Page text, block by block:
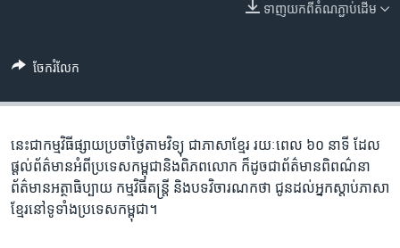
ចូល​
ស្វែង​
បណ្តាញ​សង្គម
ភាសា
ទាញ​យក​ពី​តំណភ្ជាប់​ដើម
ចែករំលែក
នេះ​ជា​កម្ម​វិធី​ផ្សាយ​ប្រចាំ​ថ្ងៃ​តាម​វិទ្យុ ​ជាភាសា​ខ្មែរ​ រយៈ​ពេល​ ៦០​ នាទី ដែល​
ផ្តល់​ព័ត៌មាន​អំពី​ប្រទេស​កម្ពុជា​និង​ពិភព​លោក ​ក៏ដូច​ជា​ព័ត៌មាន​ពិពណ៌នា
ព័ត៌មាន​អត្ថាធិប្បាយ​ កម្ម​វិធី​តន្ត្រី ​និង​បទ​វិចារណកថា​ ជូន​ដល់​អ្នក​ស្តាប់​ភាសា​
ខ្មែរ​នៅ​ទូទាំង​ប្រទេស​កម្ពុជា។